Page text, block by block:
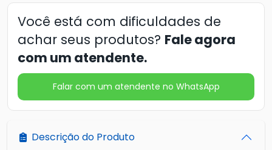
Você está com dificuldades de
achar seus produtos? Fale agora
com um atendente.
Falar com um atendente no WhatsApp
Descrição do Produto